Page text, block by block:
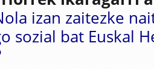
izan zaitezke
sozial bat Euskal